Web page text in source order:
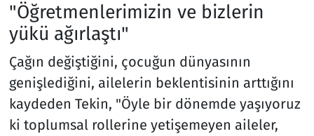
"Öğretmenlerimizin ve bizlerin
yükü ağırlaştı"
Çağın değiştiğini, çocuğun dünyasının
genişlediğini, ailelerin beklentisinin arttığını
kaydeden Tekin, "Öyle bir dönemde yaşıyoruz
ki toplumsal rollerine yetişemeyen aileler,